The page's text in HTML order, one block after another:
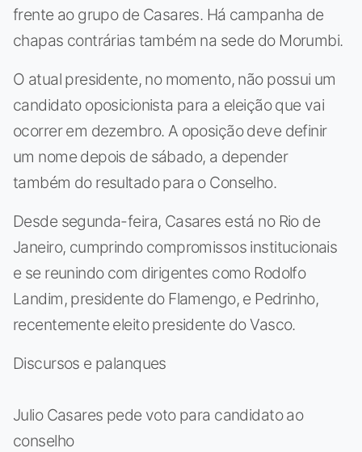
frente ao grupo de Casares. Há campanha de
chapas contrárias também na sede do Morumbi.
O atual presidente, no momento, não possui um
candidato oposicionista para a eleição que vai
ocorrer em dezembro. A oposição deve definir
um nome depois de sábado, a depender
também do resultado para o Conselho.
Desde segunda-feira, Casares está no Rio de
Janeiro, cumprindo compromissos institucionais
e se reunindo com dirigentes como Rodolfo
Landim, presidente do Flamengo, e Pedrinho,
recentemente eleito presidente do Vasco.
Discursos e palanques
Julio Casares pede voto para candidato ao
conselho